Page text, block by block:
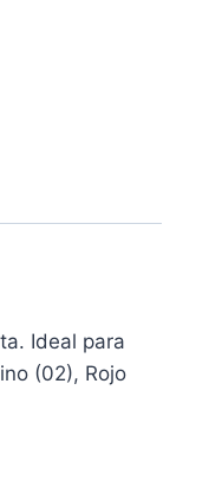
Ideal para
(02), Rojo